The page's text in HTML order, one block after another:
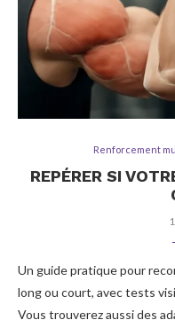
Renforcement
REPÉRER SI
Un guide pratique pour
long ou court, avec tests
Vous trouverez aussi des